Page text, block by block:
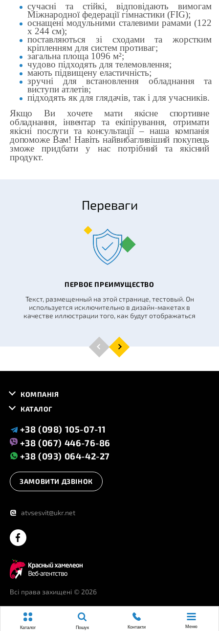
Каталог Пошук Контакти Меню
сучасні та стійкі, відповідають вимогам
Міжнародної федерації гімнастики (FIG);
оснащені модульними сталевими рамами (122
х 244 см);
поставляються зі сходами та жорстким
кріпленням для систем противаг;
загальна площа 1096 м²;
чудово підходять для телемовлення;
мають підвищену еластичність;
зручні для встановлення обладнання та
виступи атлетів;
підходять як для глядачів, так і для учасників.
Якщо Ви хочете мати якісне спортивне
обладнання, інвентар та екіпірування, отримати
якісні послуги та консультації – наша компанія
допоможе Вам! Навіть найвибагливіший покупець
зможе придбати у нас потрібний та якісний
продукт.
Переваги
ПЕРВОЕ ПРЕИМУЩЕСТВО
Текст, размещенный на этой странице, тестовый. Он
используется исключительно в дизайн-макетах в
качестве иллюстрации того, как будут отображаться
Всі права захищені © 2026
КОМПАНІЯ
КАТАЛОГ
+38 (098) 105-07-11
+38 (067) 446-76-86
+38 (093) 064-42-27
ЗАМОВИТИ ДЗВІНОК
@ atvsesvit@ukr.net